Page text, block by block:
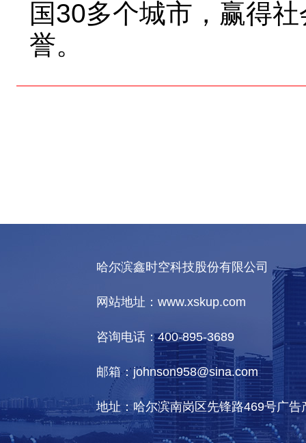
国30多个城市，赢得
誉。
哈尔滨鑫时空科技股份有限公司
网站地址：www.xskup.com
咨询电话：400-895-3689
邮箱：johnson958@sina.com
地址：哈尔滨南岗区先锋路469号广